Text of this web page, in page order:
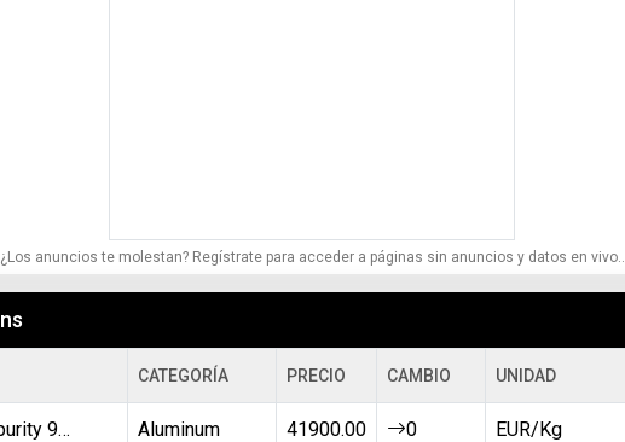
¿Los anuncios te molestan? Regístrate para acceder a páginas sin anuncios y datos en vivo..
CATEGORÍA PRECIO CAMBIO UNIDAD
Aluminum ingot purity 9999900 Aluminum 41900.00 0 EUR/Kg